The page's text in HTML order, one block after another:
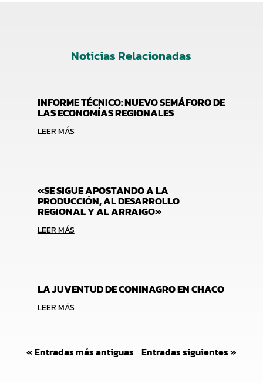
Noticias Relacionadas
INFORME TÉCNICO: NUEVO SEMÁFORO DE
LAS ECONOMÍAS REGIONALES
LEER MÁS
«SE SIGUE APOSTANDO A LA
PRODUCCIÓN, AL DESARROLLO
REGIONAL Y AL ARRAIGO»
LEER MÁS
LA JUVENTUD DE CONINAGRO EN CHACO
LEER MÁS
« Entradas más antiguas Entradas siguientes »